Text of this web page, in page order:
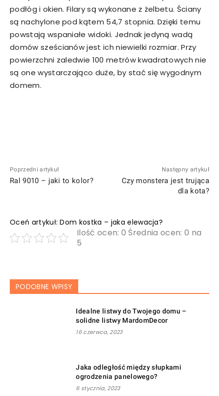
podłóg i okien. Filary są wykonane z żelbetu. Ściany
są nachylone pod kątem 54,7 stopnia. Dzięki temu
powstają wspaniałe widoki. Jednak jedyną wadą
domów sześcianów jest ich niewielki rozmiar. Przy
powierzchni zaledwie 100 metrów kwadratowych nie
są one wystarczająco duże, by stać się wygodnym
domem.
Poprzedni artykuł
Ral 9010 – jaki to kolor?
Następny artykuł
Czy monstera jest trująca
dla kota?
Oceń artykuł: Dom kostka – jaka elewacja?
Ilość ocen: 0 Średnia ocen: 0 na
5
PODOBNE WPISY
Idealne listwy do Twojego domu –
solidne listwy MardomDecor
16 czerwca, 2023
Jaka odległość między słupkami
ogrodzenia panelowego?
6 stycznia, 2023